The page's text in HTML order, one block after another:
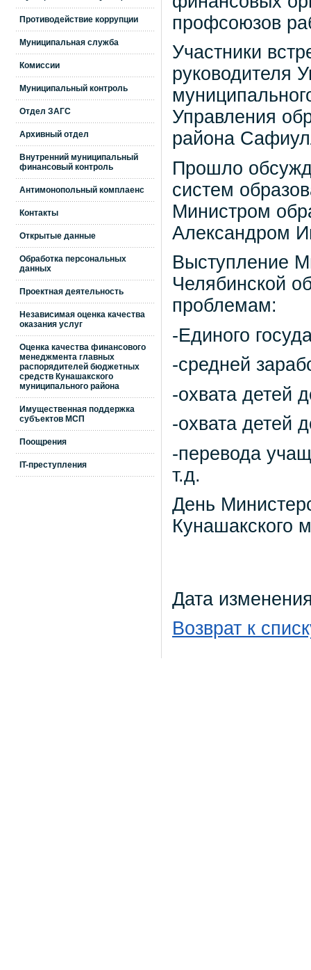
Противодействие коррупции
Муниципальная служба
Комиссии
Муниципальный контроль
Отдел ЗАГС
Архивный отдел
Внутренний муниципальный
финансовый контроль
Антимонопольный комплаенс
Контакты
Открытые данные
Обработка персональных
данных
Проектная деятельность
Независимая оценка качества
оказания услуг
Оценка качества финансового
менеджмента главных
распорядителей бюджетных
средств Кунашакского
муниципального района
Имущественная поддержка
субъектов МСП
Поощрения
IT-преступления
профсоюзов
Участники
руководителя
Управления
района
Прошло
систем
Министром
Александром
Выступление
Челябинской
проблемам:
-Единого
-средней
-охвата детей
-охвата детей
-перевода
т.д.
День
Кунашакского
Дата
Возврат к